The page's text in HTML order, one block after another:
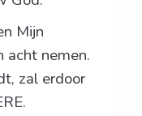
Mijn
acht nemen.
zal erdoor